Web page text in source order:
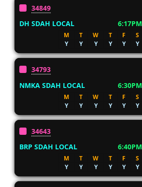
34849
DH SDAH LOCAL
6:17PM
M T W T F S
Y
Y Y Y Y Y
34793
NMKA SDAH LOCAL
6:30PM
M T W T F S
Y
Y Y Y Y Y
34643
BRP SDAH LOCAL
6:40PM
M T W T F S
Y
Y Y Y Y Y